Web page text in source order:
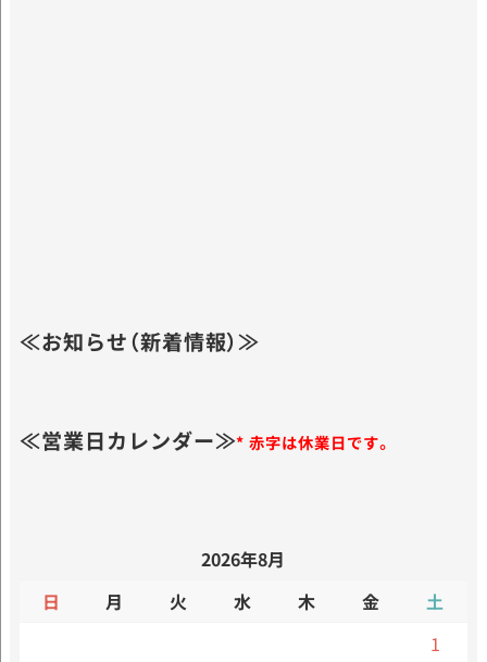
≪お知らせ（新着情報）≫
≪営業日カレンダー≫* 赤字は休業日です。
2026年8月
日
月 火 水 木 金
土
1